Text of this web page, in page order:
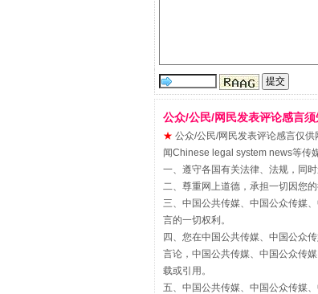
揭批美国五大"原
公众/公民/网民发表评论感言须
★ 公众/公民/网民发表评论感言仅
闻Chinese legal system news等传
一、遵守各国有关法律、法规，同
二、尊重网上道德，承担一切因您
三、中国公共传媒、中国公众传媒
言的一切权利。
四、您在中国公共传媒、中国公众
言论，中国公共传媒、中国公众传
载或引用。
五、中国公共传媒、中国公众传媒